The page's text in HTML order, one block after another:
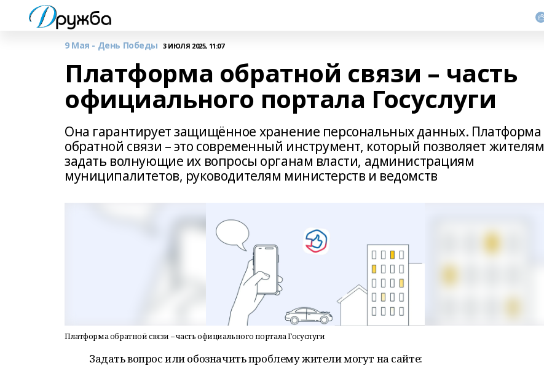
9 Мая - День Победы 3 ИЮЛЯ 2025, 11:07
Платформа обратной связи – часть
официального портала Госуслуги
Она гарантирует защищённое хранение персональных данных. Платформа
обратной связи – это современный инструмент, который позволяет жителям
задать волнующие их вопросы органам власти, администрациям
муниципалитетов, руководителям министерств и ведомств
Платформа обратной связи – часть официального портала Госуслуги
Задать вопрос или обозначить проблему жители могут на сайте: